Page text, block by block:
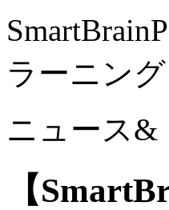
SmartBrain
ラーニン
ニュース&
【